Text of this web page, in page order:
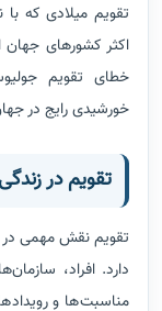
تقویم میلادی که با
خطای تقویم
خورشیدی رایج در
تقویم در
تقویم نقش مهمی
دارد. افراد،
مناسبت‌ها و